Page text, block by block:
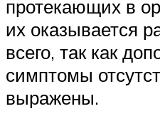
протекающих в
их оказывается
всего, так как
симптомы
выражены.